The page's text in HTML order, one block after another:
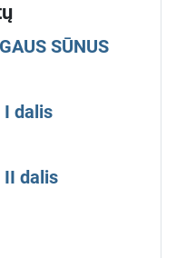
SŪNUS
I dalis
II dalis